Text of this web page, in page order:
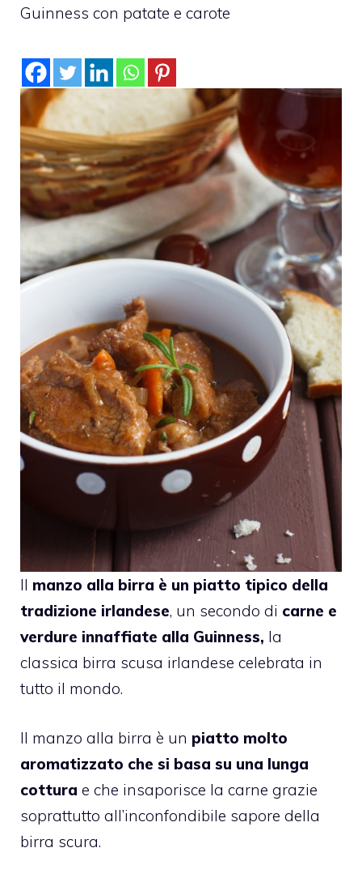
Guinness con patate e carote
Il manzo alla birra è un piatto tipico della
tradizione irlandese, un secondo di carne e
verdure innaffiate alla Guinness, la
classica birra scusa irlandese celebrata in
tutto il mondo.
Il manzo alla birra è un piatto molto
aromatizzato che si basa su una lunga
cottura e che insaporisce la carne grazie
soprattutto all’inconfondibile sapore della
birra scura.